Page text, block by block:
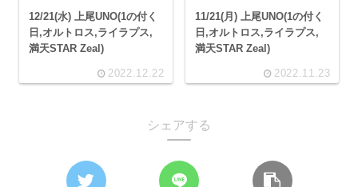
12/21(水) 上尾UNO(1の付く
日,オルトロス,ライラプス,
満天STAR Zeal)
2022.12.22
11/21(月) 上尾UNO(1の付く
日,オルトロス,ライラプス,
満天STAR Zeal)
2022.11.23
シェアする